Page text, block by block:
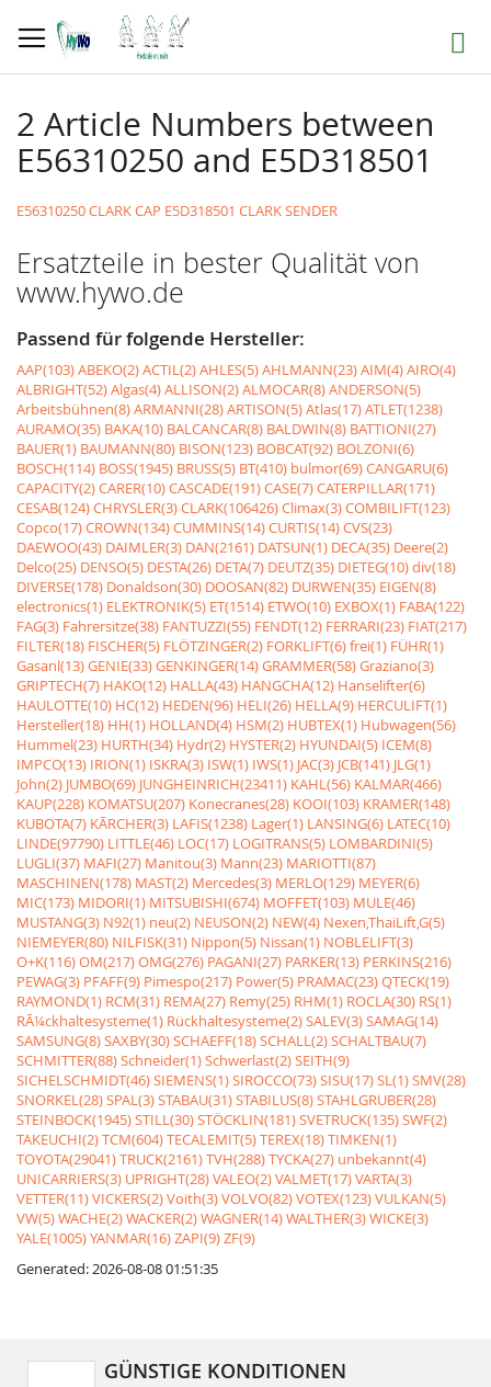
zum
Inhalt
Suche
2 Article Numbers between
E56310250 and E5D318501
E56310250 CLARK CAP E5D318501 CLARK SENDER
Ersatzteile in bester Qualität von
www.hywo.de
Passend für folgende Hersteller:
AAP(103)ABEKO(2)ACTIL(2)AHLES(5)AHLMANN(23)AIM(4)AIRO(4)
ALBRIGHT(52)Algas(4)ALLISON(2)ALMOCAR(8)ANDERSON(5)
Arbeitsbühnen(8)ARMANNI(28)ARTISON(5)Atlas(17)ATLET(1238)
AURAMO(35) BAKA(10) BALCANCAR(8) BALDWIN(8) BATTIONI(27)
BAUER(1) BAUMANN(80) BISON(123) BOBCAT(92) BOLZONI(6)
BOSCH(114) BOSS(1945) BRUSS(5) BT(410) bulmor(69)CANGARU(6)
CAPACITY(2)CARER(10)CASCADE(191)CASE(7)CATERPILLAR(171)
CESAB(124)CHRYSLER(3)CLARK(106426)Climax(3)COMBILIFT(123)
Copco(17)CROWN(134)CUMMINS(14)CURTIS(14)CVS(23)
DAEWOO(43) DAIMLER(3) DAN(2161) DATSUN(1) DECA(35) Deere(2)
Delco(25) DENSO(5) DESTA(26) DETA(7) DEUTZ(35) DIETEG(10)div(18)
DIVERSE(178) Donaldson(30) DOOSAN(82) DURWEN(35) EIGEN(8)
electronics(1) ELEKTRONIK(5) ET(1514) ETWO(10) EXBOX(1) FABA(122)
FAG(3) Fahrersitze(38) FANTUZZI(55) FENDT(12) FERRARI(23) FIAT(217)
FILTER(18) FISCHER(5) FLÖTZINGER(2) FORKLIFT(6)frei(1) FÜHR(1)
Gasanl(13)GENIE(33)GENKINGER(14)GRAMMER(58)Graziano(3)
GRIPTECH(7) HAKO(12) HALLA(43) HANGCHA(12) Hanselifter(6)
HAULOTTE(10) HC(12) HEDEN(96) HELI(26) HELLA(9) HERCULIFT(1)
Hersteller(18) HH(1) HOLLAND(4) HSM(2) HUBTEX(1) Hubwagen(56)
Hummel(23) HURTH(34) Hydr(2) HYSTER(2) HYUNDAI(5) ICEM(8)
IMPCO(13) IRION(1) ISKRA(3) ISW(1) IWS(1) JAC(3) JCB(141) JLG(1)
John(2) JUMBO(69) JUNGHEINRICH(23411) KAHL(56) KALMAR(466)
KAUP(228) KOMATSU(207) Konecranes(28) KOOI(103) KRAMER(148)
KUBOTA(7) KÃRCHER(3) LAFIS(1238) Lager(1) LANSING(6) LATEC(10)
LINDE(97790) LITTLE(46) LOC(17) LOGITRANS(5) LOMBARDINI(5)
LUGLI(37) MAFI(27) Manitou(3) Mann(23) MARIOTTI(87)
MASCHINEN(178) MAST(2) Mercedes(3) MERLO(129) MEYER(6)
MIC(173) MIDORI(1) MITSUBISHI(674) MOFFET(103) MULE(46)
MUSTANG(3) N92(1) neu(2) NEUSON(2) NEW(4) Nexen,ThaiLift,G(5)
NIEMEYER(80) NILFISK(31) Nippon(5) Nissan(1) NOBLELIFT(3)
O+K(116)OM(217)OMG(276) PAGANI(27) PARKER(13) PERKINS(216)
PEWAG(3) PFAFF(9) Pimespo(217) Power(5) PRAMAC(23)QTECK(19)
RAYMOND(1) RCM(31) REMA(27) Remy(25) RHM(1) ROCLA(30) RS(1)
RÃ¼ckhaltesysteme(1) Rückhaltesysteme(2)SALEV(3)SAMAG(14)
SAMSUNG(8)SAXBY(30)SCHAEFF(18)SCHALL(2)SCHALTBAU(7)
SCHMITTER(88)Schneider(1)Schwerlast(2)SEITH(9)
SICHELSCHMIDT(46)SIEMENS(1)SIROCCO(73)SISU(17)SL(1)SMV(28)
SNORKEL(28)SPAL(3)STABAU(31)STABILUS(8)STAHLGRUBER(28)
STEINBOCK(1945)STILL(30)STÖCKLIN(181)SVETRUCK(135)SWF(2)
TAKEUCHI(2)TCM(604)TECALEMIT(5)TEREX(18)TIMKEN(1)
TOYOTA(29041)TRUCK(2161)TVH(288)TYCKA(27) unbekannt(4)
UNICARRIERS(3) UPRIGHT(28)VALEO(2)VALMET(17)VARTA(3)
VETTER(11)VICKERS(2)Voith(3)VOLVO(82)VOTEX(123)VULKAN(5)
VW(5)WACHE(2)WACKER(2)WAGNER(14)WALTHER(3)WICKE(3)
YALE(1005)YANMAR(16)ZAPI(9)ZF(9)
Generated: 2026-08-08 01:51:35
GÜNSTIGE KONDITIONEN